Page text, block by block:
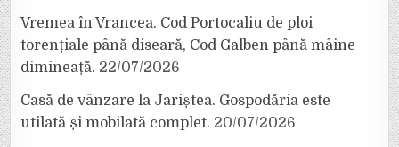
Vremea în Vrancea. Cod Portocaliu de ploi
torențiale până diseară, Cod Galben până mâine
dimineață. 22/07/2026
Casă de vânzare la Jariștea. Gospodăria este
utilată și mobilată complet. 20/07/2026